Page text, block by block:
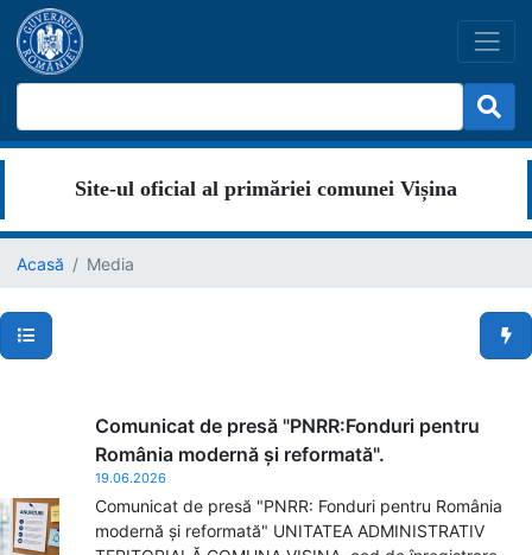
Site-ul oficial al primăriei comunei Vișina
Acasă Media
Secțiuni pagină
Comunicat de presă "PNRR:Fonduri pentru
România modernă și reformată".
19.06.2026
Comunicat de presă "PNRR: Fonduri pentru România
modernă și reformată" UNITATEA ADMINISTRATIV